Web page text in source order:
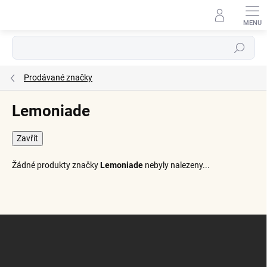
Hledat
Prodávané značky
Lemoniade
Zavřít
Žádné produkty značkyLemoniade nebyly nalezeny...